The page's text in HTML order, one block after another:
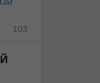
103